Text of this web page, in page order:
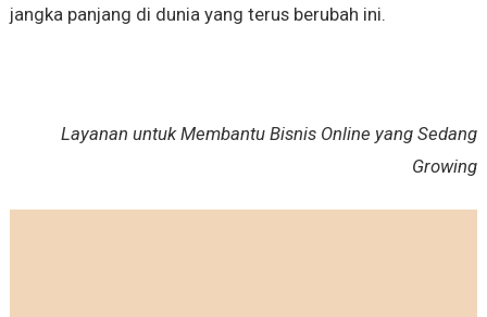
jangka panjang di dunia yang terus berubah ini.
Layanan untuk Membantu Bisnis Online yang Sedang
Growing